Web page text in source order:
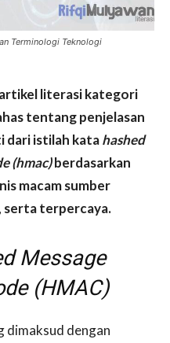
Terminologi Teknologi
literasi kategori
tentang penjelasan
dari istilah katahashed
(hmac)berdasarkan
macam sumber
terpercaya.
Message
(HMAC)
dimaksud dengan